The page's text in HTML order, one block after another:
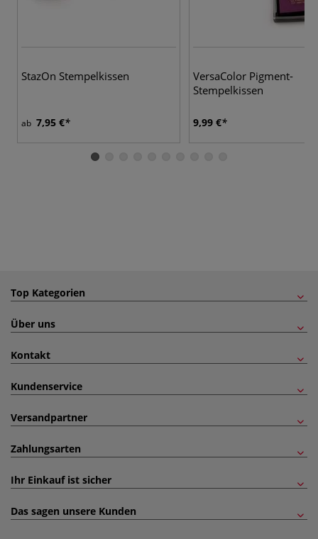
StazOn Stempelkissen
ab 7,95 €
VersaColor Pigment-
Stempelkissen
9,99 €
Top Kategorien
Über uns
Kontakt
Kundenservice
Versandpartner
Zahlungsarten
Ihr Einkauf ist sicher
Das sagen unsere Kunden